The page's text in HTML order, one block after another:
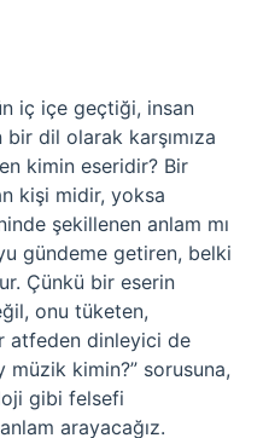
iç içe geçtiği, insan
dil olarak karşımıza
kimin eseridir? Bir
kişi midir, yoksa
şekillenen anlam mı
gündeme getiren, belki
Çünkü bir eserin
onu tüketen,
atfeden dinleyici de
müzik kimin?” sorusuna,
gibi felsefi
arayacağız.